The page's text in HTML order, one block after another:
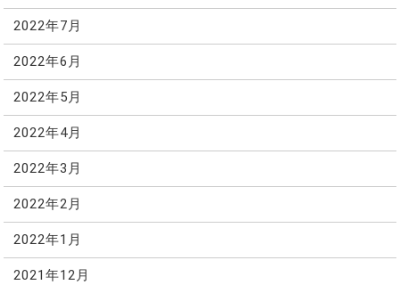
2022年7月
2022年6月
2022年5月
2022年4月
2022年3月
2022年2月
2022年1月
2021年12月